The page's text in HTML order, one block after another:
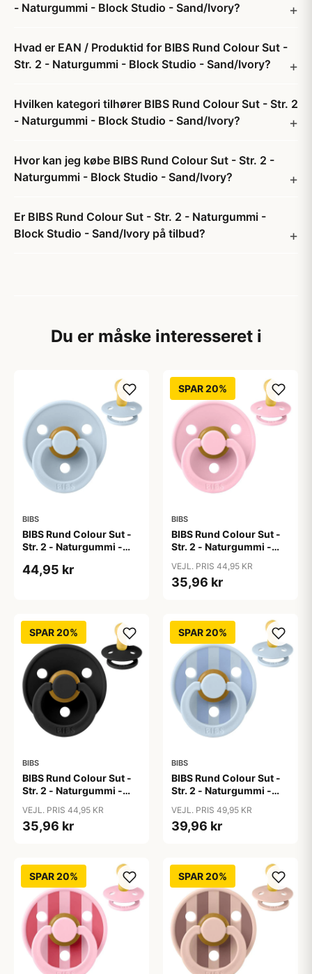
- Naturgummi - Block Studio - Sand/Ivory?
Hvad er EAN / Produktid for BIBS Rund Colour Sut -
Str. 2 - Naturgummi - Block Studio - Sand/Ivory?
Hvilken kategori tilhører BIBS Rund Colour Sut - Str. 2
- Naturgummi - Block Studio - Sand/Ivory?
Hvor kan jeg købe BIBS Rund Colour Sut - Str. 2 -
Naturgummi - Block Studio - Sand/Ivory?
Er BIBS Rund Colour Sut - Str. 2 - Naturgummi -
Block Studio - Sand/Ivory på tilbud?
Du er måske interesseret i
BIBS
BIBS Rund Colour Sut -
Str. 2 - Naturgummi -
44,95 kr
SPAR 20%
BIBS
BIBS Rund Colour Sut -
Str. 2 - Naturgummi -
VEJL. PRIS 44,95 KR
35,96 kr
SPAR 20%
BIBS
BIBS Rund Colour Sut -
Str. 2 - Naturgummi -
VEJL. PRIS 44,95 KR
35,96 kr
SPAR 20%
BIBS
BIBS Rund Colour Sut -
Str. 2 - Naturgummi -
Blue/Dusty Blue
VEJL. PRIS 49,95 KR
39,96 kr
SPAR 20% SPAR 20%